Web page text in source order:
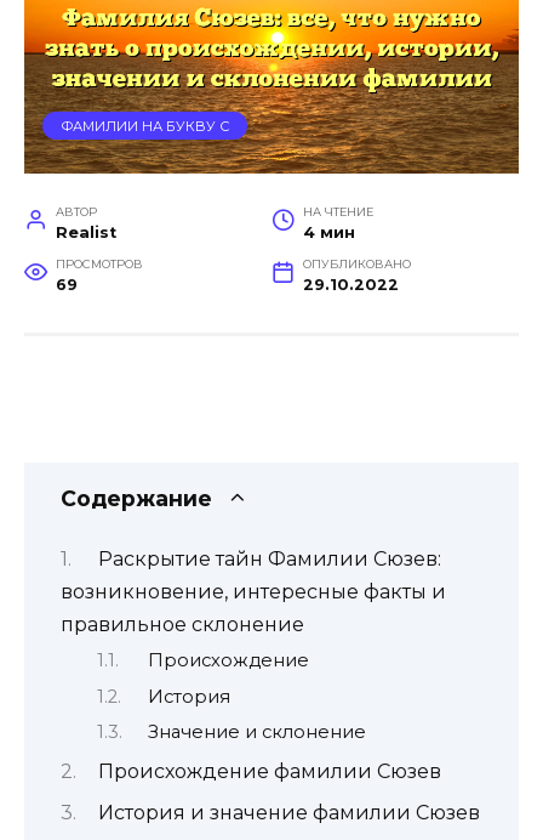
ФАМИЛИИ НА БУКВУ С
АВТОР
Realist
НА ЧТЕНИЕ
4 мин
ПРОСМОТРОВ
69
ОПУБЛИКОВАНО
29.10.2022
Содержание
Раскрытие тайн Фамилии Сюзев:
возникновение, интересные факты и
правильное склонение
Происхождение
История
Значение и склонение
Происхождение фамилии Сюзев
История и значение фамилии Сюзев